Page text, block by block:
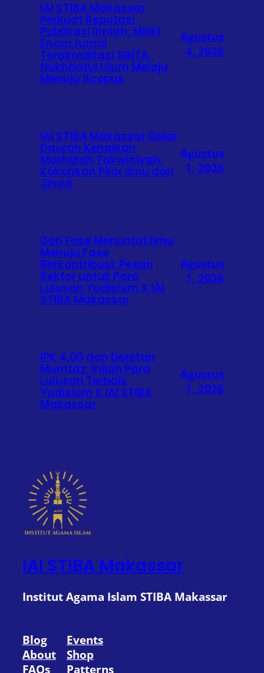
IAI STIBA Makassar
Perkuat Reputasi
Publikasi Ilmiah: Miliki
EnamJurnal
Terakreditasi SINTA,
Nukhbatul Ulum Melaju
Menuju Scopus
Agustus
4, 2026
IAI STIBA Makassar Gelar
Daurah Kenaikan
Marhalah Takwiniyah,
Kokohkan Pilar Ilmu dan
Jihad
Agustus
1, 2026
Dari Fase Menuntut Ilmu
Menuju Fase
Berkontribusi: Pesan
Rektor untuk Para
Lulusan Yudisium X IAI
STIBA Makassar
Agustus
1, 2026
IPK 4,00 dan Deretan
Mumtaz: Inilah Para
Lulusan Terbaik
Yudisium X IAI STIBA
Makassar
Agustus
1, 2026
IAI STIBA Makassar
Institut Agama Islam STIBA Makassar
Blog
About
FAQs
Events
Shop
Patterns